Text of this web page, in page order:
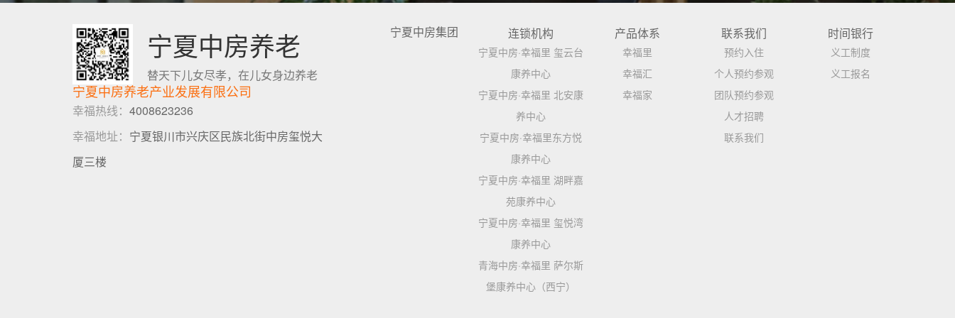
宁夏中房养老
替天下儿女尽孝，在儿女身边养老
宁夏中房养老产业发展有限公司
幸福热线： 4008623236
幸福地址： 宁夏银川市兴庆区民族北街中房玺悦大
厦三楼
宁夏中房集团 连锁机构
宁夏中房·幸福里 玺云台
康养中心
宁夏中房·幸福里 北安康
养中心
宁夏中房·幸福里东方悦
康养中心
宁夏中房·幸福里 湖畔嘉
苑康养中心
宁夏中房·幸福里 玺悦湾
康养中心
青海中房·幸福里 萨尔斯
堡康养中心（西宁）
产品体系
幸福里
幸福汇
幸福家
联系我们
预约入住
个人预约参观
团队预约参观
人才招聘
联系我们
时间银行
义工制度
义工报名